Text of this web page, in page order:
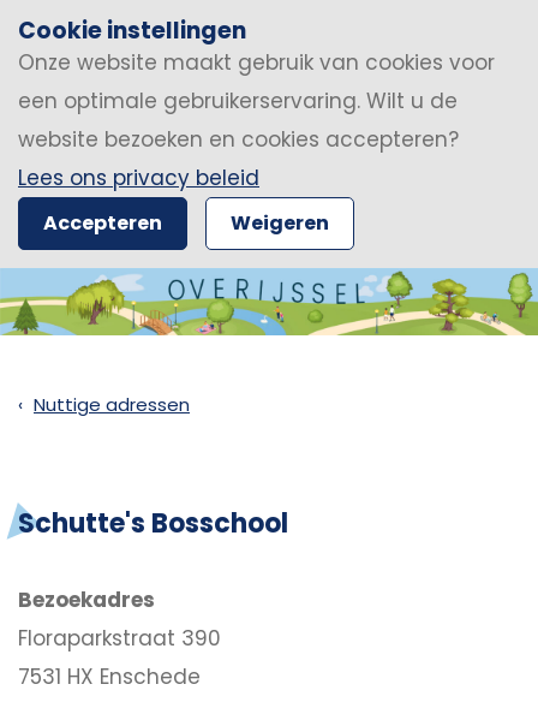
Cookie instellingen
Onze website maakt gebruik van cookies voor
een optimale gebruikerservaring. Wilt u de
website bezoeken en cookies accepteren?
Lees ons privacy beleid
Accepteren Weigeren
Nuttige adressen
Schutte's Bosschool
Bezoekadres
Floraparkstraat 390
7531 HX Enschede